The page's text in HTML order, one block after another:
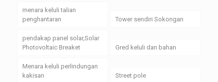
menara keluli talian
penghantaran
Tower sendiri Sokongan
pendakap panel solar,Solar
Photovoltaic Breaket
Gred keluli dan bahan
Menara keluli perlindungan
kakisan
Street pole